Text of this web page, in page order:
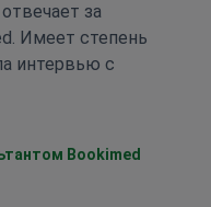
за
Имеет степень
интервью с
Bookimed